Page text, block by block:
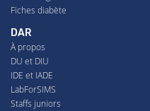
Fiches diabète
DAR
À propos
DU et DIU
IDE et IADE
LabForSIMS
Staffs juniors